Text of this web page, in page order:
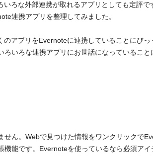
ろな外部連携が取れるアプリとしても定評で
連携アプリを整理してみました。
アプリをEvernoteに連携していることにびっ
ろいろな連携アプリにお世話になっていること
せん。Webで見つけた情報をワンクリックで
機能です。Evernoteを使っているなら必須アイ